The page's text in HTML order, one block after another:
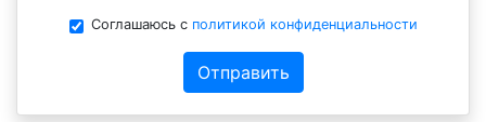
Соглашаюсь с политикой конфиденциальности
Отправить